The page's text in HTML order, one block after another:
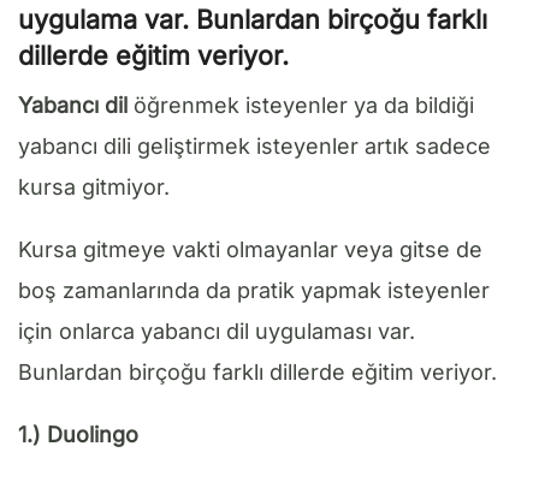
uygulama var. Bunlardan birçoğu farklı
dillerde eğitim veriyor.
Yabancı dil öğrenmek isteyenler ya da bildiği
yabancı dili geliştirmek isteyenler artık sadece
kursa gitmiyor.
Kursa gitmeye vakti olmayanlar veya gitse de
boş zamanlarında da pratik yapmak isteyenler
için onlarca yabancı dil uygulaması var.
Bunlardan birçoğu farklı dillerde eğitim veriyor.
1.) Duolingo